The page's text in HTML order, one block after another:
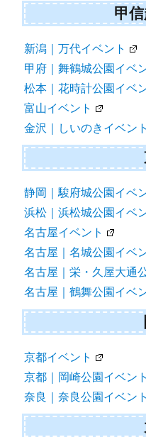
甲
新潟｜万代イベント
甲府｜舞鶴城公園イベ
松本｜花時計公園イベ
富山イベント
金沢｜しいのきイベント
静岡｜駿府城公園イベ
浜松｜浜松城公園イベ
名古屋イベント
名古屋｜名城公園イベ
名古屋｜栄・久屋大通
名古屋｜鶴舞公園イベ
京都イベント
京都｜岡崎公園イベント
奈良｜奈良公園イベント